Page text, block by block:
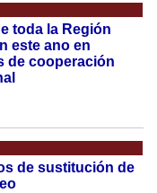
toda la Región
este ano en
de cooperación
de sustitución de